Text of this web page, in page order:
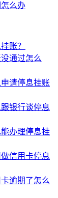
么办
账？
通过怎么
请停息挂账
银行谈停息
办理停息挂
信用卡停息
逾期了怎么